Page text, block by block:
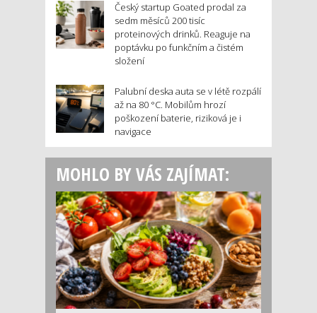
Český startup Goated prodal za
sedm měsíců 200 tisíc
proteinových drinků. Reaguje na
poptávku po funkčním a čistém
složení
Palubní deska auta se v létě rozpálí
až na 80 °C. Mobilům hrozí
poškození baterie, riziková je i
navigace
MOHLO BY VÁS ZAJÍMAT: